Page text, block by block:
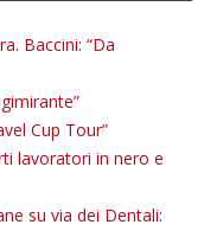
Baccini: “Da
Cup Tour”
lavoratori in nero e
su via dei Dentali: